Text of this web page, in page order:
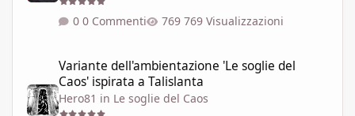
0 Commenti 769 Visualizzazioni
Variante dell'ambientazione 'Le soglie del
Caos' ispirata a Talislanta
Hero81 in Le soglie del Caos